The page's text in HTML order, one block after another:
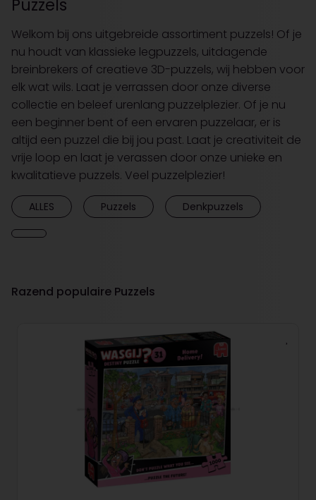
Puzzels
Welkom bij ons uitgebreide assortiment puzzels! Of je
nu houdt van klassieke legpuzzels, uitdagende
breinbrekers of creatieve 3D-puzzels, wij hebben voor
elk wat wils. Laat je verrassen door onze diverse
collectie en beleef urenlang puzzelplezier. Of je nu
een beginner bent of een ervaren puzzelaar, er is
altijd een puzzel die bij jou past. Laat je creativiteit de
vrije loop en laat je verassen door onze unieke en
kwalitatieve puzzels. Veel puzzelplezier!
ALLES Puzzels Denkpuzzels
Razend populaire Puzzels